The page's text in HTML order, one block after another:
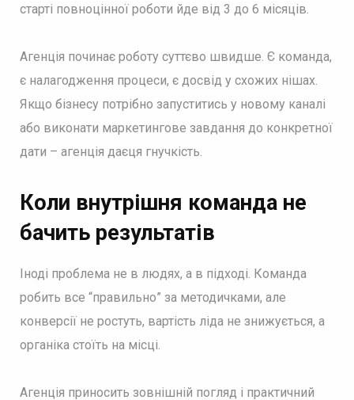
старті повноцінної роботи йде від 3 до 6 місяців.
Агенція починає роботу суттєво швидше. Є команда,
є налагодження процеси, є досвід у схожих нішах.
Якщо бізнесу потрібно запуститись у новому каналі
або виконати маркетингове завдання до конкретної
дати – агенція даєця гнучкість.
Коли внутрішня команда не
бачить результатів
Іноді проблема не в людях, а в підході. Команда
робить все “правильно” за методичками, але
конверсії не ростуть, вартість ліда не знижується, а
органіка стоїть на місці.
Агенція приносить зовнішній погляд і практичний